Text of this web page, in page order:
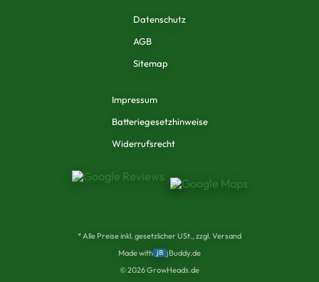
Datenschutz
AGB
Sitemap
Impressum
Batteriegesetzhinweise
Widerrufsrecht
* Alle Preise inkl. gesetzlicher USt., zzgl. Versand
Made with jB jBuddy.de
©2026GrowHeads.de